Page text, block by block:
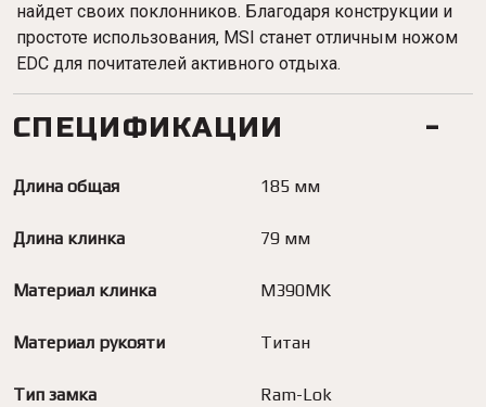
найдет своих поклонников. Благодаря конструкции и
простоте использования, MSI станет отличным ножом
EDC для почитателей активного отдыха.
СПЕЦИФИКАЦИИ
Длина общая 185 мм
Длина клинка 79 мм
Материал клинка M390MK
Материал рукояти Титан
Тип замка Ram-Lok